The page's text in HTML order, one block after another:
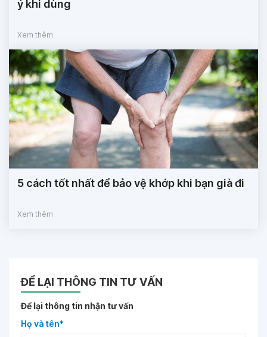
ý khi dùng
Xem thêm
5 cách tốt nhất để bảo vệ khớp khi bạn già đi
Xem thêm
ĐỂ LẠI THÔNG TIN TƯ VẤN
Để lại thông tin nhận tư vấn
Họ và tên*